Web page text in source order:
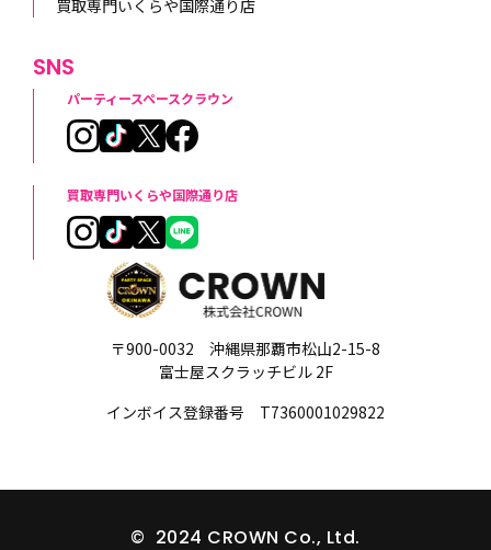
〒900-0032 沖縄県那覇市松山2-15-8
富士屋スクラッチビル 2F
インボイス登録番号 T7360001029822
買取専門いくらや国際通り店
SNS
パーティースペースクラウン
買取専門いくらや国際通り店
© 2024 CROWN Co., Ltd.